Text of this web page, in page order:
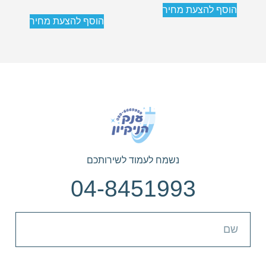
הוסף להצעת מחיר
הוסף להצעת מחיר
נשמח לעמוד לשירותכם
04-8451993